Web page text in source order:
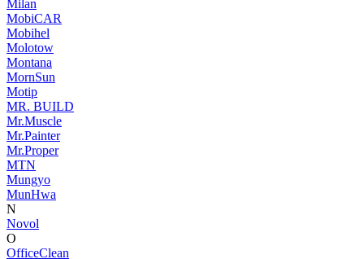
Milan
MobiCAR
Mobihel
Molotow
Montana
MornSun
Motip
MR. BUILD
Mr.Muscle
Mr.Painter
Mr.Proper
MTN
Mungyo
MunHwa
N
Novol
O
OfficeClean